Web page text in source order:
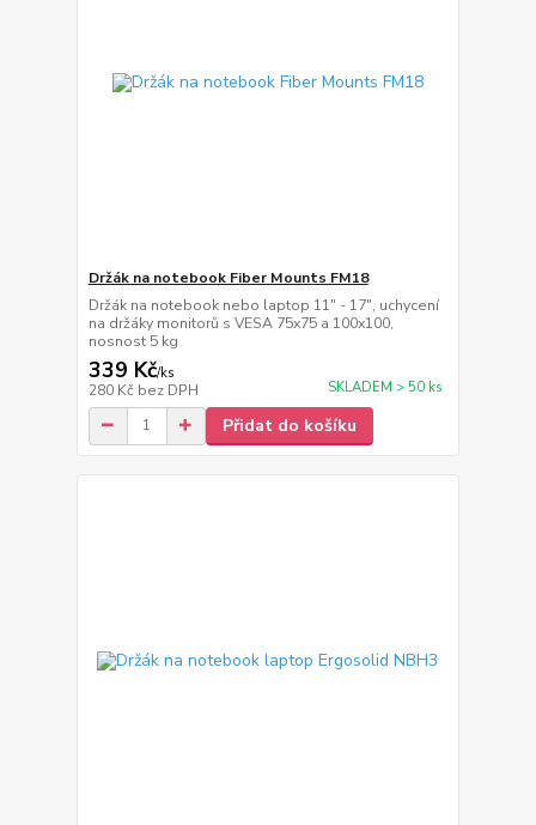
Držák na notebook Fiber Mounts FM18
Držák na notebook nebo laptop 11" - 17", uchycení
na držáky monitorů s VESA 75x75 a 100x100,
nosnost 5 kg
339 Kč/ks
280 Kč bez DPH SKLADEM > 50 ks
Přidat do košíku